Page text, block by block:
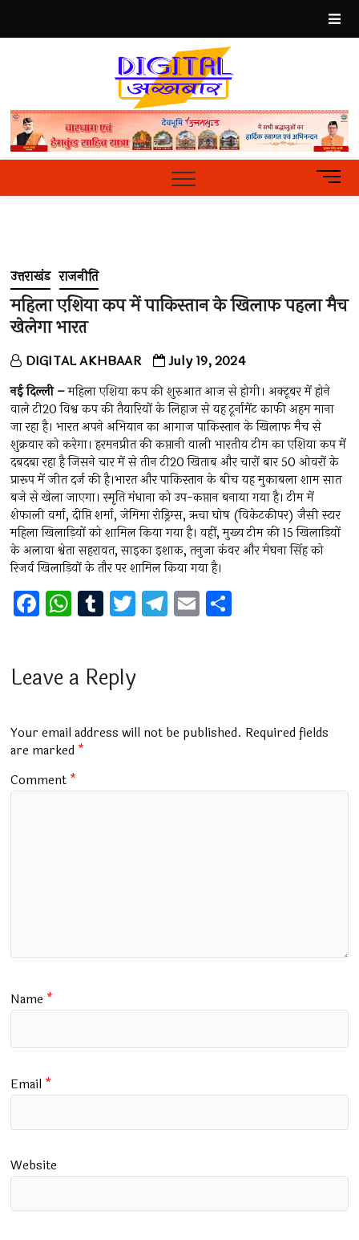
content
Hindi
News
PortalM
e
t
उत्तराखंड राजनीति
महिला एशिया कप में पाकिस्तान के खिलाफ पहला मैच
खेलेगा भारत
DIGITAL AKHBAAR July 19, 2024
नई दिल्ली –महिला एशिया कप की शुरुआत आज से होगी। अक्टूबर में होने
वाले टी20 विश्व कप की तैयारियों के लिहाज से यह टूर्नामेंट काफी अहम माना
जा रहा है। भारत अपने अभियान का आगाज पाकिस्तान के खिलाफ मैच से
शुक्रवार को करेगा। हरमनप्रीत की कप्तानी वाली भारतीय टीम का एशिया कप में
दबदबा रहा है जिसने चार में से तीन टी20 खिताब और चारों बार 50 ओवरों के
प्रारूप में जीत दर्ज की है।भारत और पाकिस्तान के बीच यह मुकाबला शाम सात
बजे से खेला जाएगा। स्मृति मंधाना को उप-कप्तान बनाया गया है। टीम में
शेफाली वर्मा, दीप्ति शर्मा, जेमिमा रोड्रिग्स, ऋचा घोष (विकेटकीपर) जैसी स्टार
महिला खिलाड़ियों को शामिल किया गया है। वहीं, मुख्य टीम की 15 खिलाड़ियों
के अलावा श्वेता सहरावत, साइका इशाक, तनुजा कंवर और मेघना सिंह को
रिजर्व खिलाड़ियों के तौर पर शामिल किया गया है।
F
a
b
o
k
W
h
s
p
p
T
u
bl
T
wi
er
T
el
m
E
m
Leave a Reply
Your email address will not be published. Required fields
are marked *
Comment *
Name *
Email *
Website